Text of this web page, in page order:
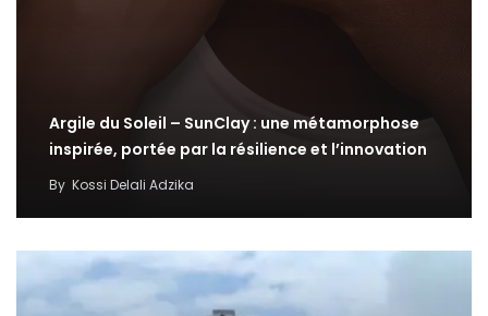
Argile du Soleil – SunClay : une métamorphose
inspirée, portée par la résilience et l’innovation
By Kossi Delali Adzika